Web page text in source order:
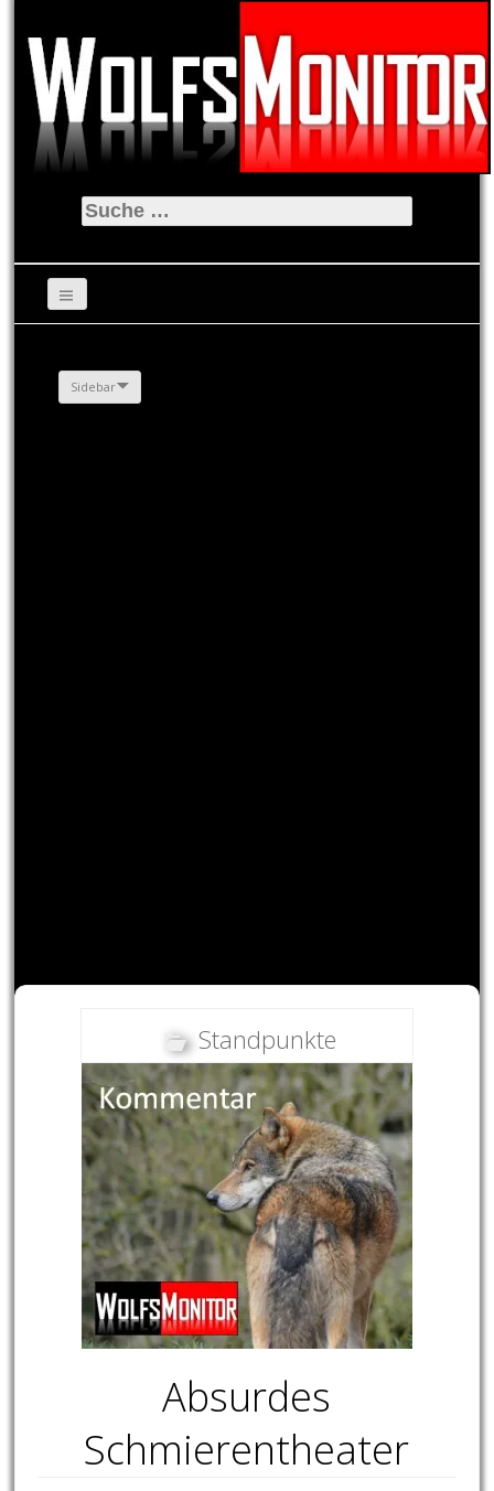
Suche
nach:
Sidebar
Standpunkte
Absurdes
Schmierentheater